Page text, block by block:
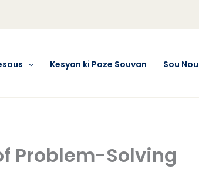
Kesyon ki Poze Souvan Sou Nou
Problem-Solving